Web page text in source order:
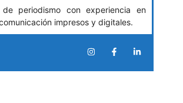
de periodismo con experiencia en
impresos y digitales.